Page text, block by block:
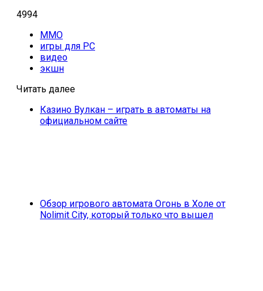
4994
MMO
игры для PC
видео
экшн
Читать далее
Казино Вулкан – играть в автоматы на
официальном сайте
Обзор игрового автомата Огонь в Холе от
Nolimit City, который только что вышел